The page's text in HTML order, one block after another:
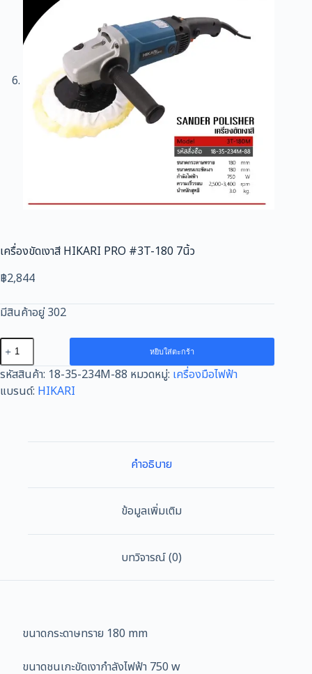
เครื่องขัดเงาสี HIKARI PRO #3T-180 7นิ้ว
฿2,844
มีสินค้าอยู่ 302
จำนวน
เครื่อง
ขัด
เงา
หยิบใส่ตะกร้า
รหัสสินค้า: 18-35-234M-88 หมวดหมู่: เครื่องมือไฟฟ้า
แบรนด์: HIKARI
คำอธิบาย
ข้อมูลเพิ่มเติม
บทวิจารณ์ (0)
ขนาดกระดาษทราย 180 mm
ขนาดชนเกะขัดเงากำลังไฟฟ้า 750 w